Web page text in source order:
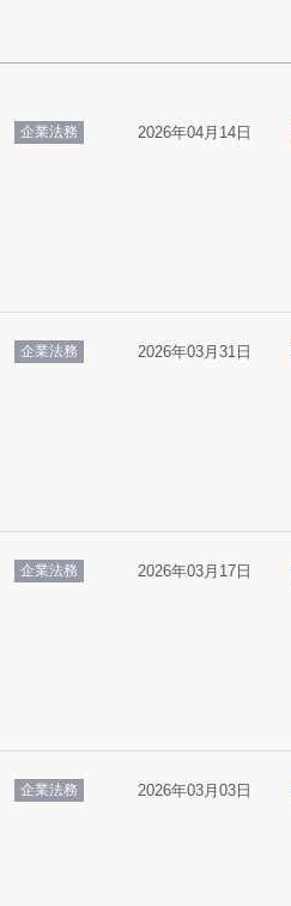
企業法務 2026年04月14日
企業法務 2026年03月31日
企業法務 2026年03月17日
企業法務 2026年03月03日